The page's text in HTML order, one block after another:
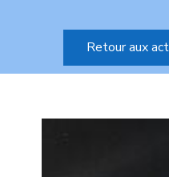
Retour aux